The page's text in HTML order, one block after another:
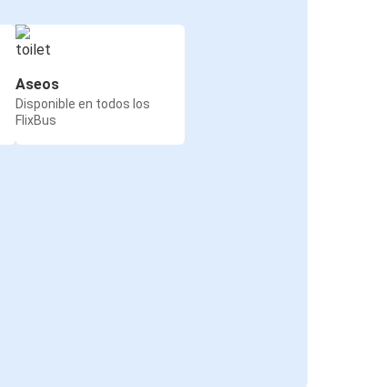
Aseos
Disponible en todos los
FlixBus